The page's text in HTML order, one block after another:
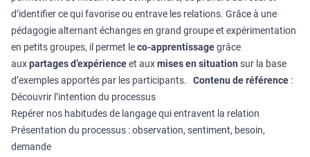
d’identifier ce qui favorise ou entrave les relations. Grâce à une
pédagogie alternant échanges en grand groupe et expérimentation
en petits groupes, il permet leco-apprentissagegrâce
auxpartages d’expérienceet auxmises en situation sur la base
d’exemples apportés par les participants. Contenu de référence :
Découvrir l’intention du processus
Repérer nos habitudes de langage qui entravent la relation
Présentation du processus : observation, sentiment, besoin,
demande